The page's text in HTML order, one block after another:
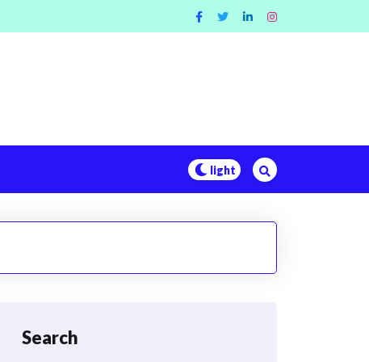
Search